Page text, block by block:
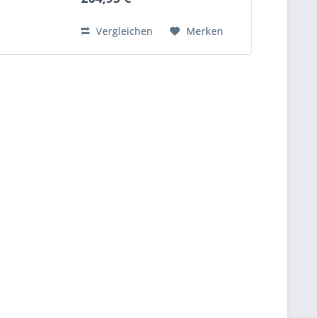
Vergleichen Merken